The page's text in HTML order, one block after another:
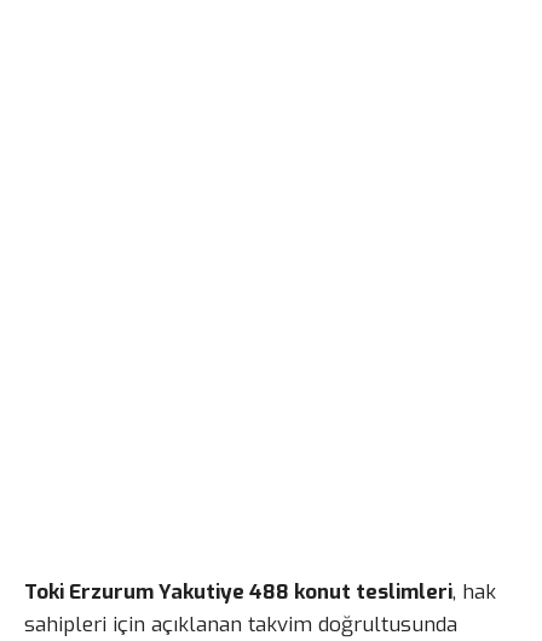
Toki Erzurum Yakutiye 488 konut teslimleri, hak
sahipleri için açıklanan takvim doğrultusunda